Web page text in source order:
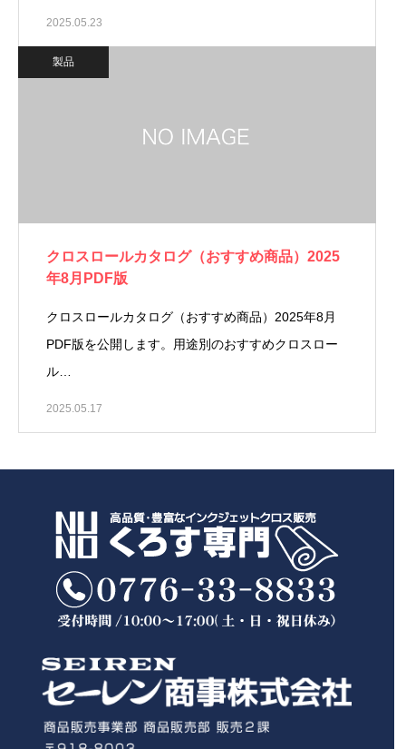
2025.05.23
製品
クロスロールカタログ（おすすめ商品）2025
年8月PDF版
クロスロールカタログ（おすすめ商品）2025年8月
PDF版を公開します。用途別のおすすめクロスロー
ル…
2025.05.17